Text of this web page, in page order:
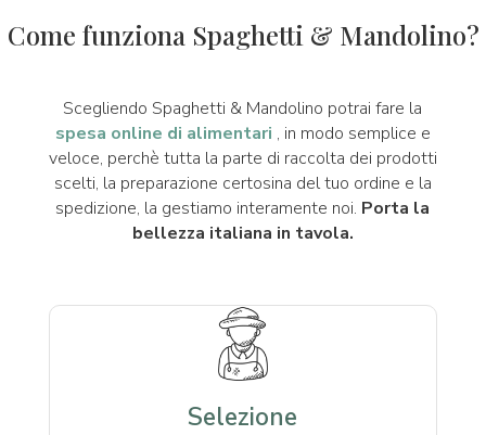
Come funziona Spaghetti & Mandolino?
Scegliendo Spaghetti & Mandolino potrai fare la
spesa online di alimentari , in modo semplice e
veloce, perchè tutta la parte di raccolta dei prodotti
scelti, la preparazione certosina del tuo ordine e la
spedizione, la gestiamo interamente noi. Porta la
bellezza italiana in tavola.
Selezione